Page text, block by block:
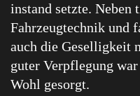
instand setzte.
Fahrzeugtechnik und
auch die Geselligkeit
guter Verpflegung
Wohl gesorgt.